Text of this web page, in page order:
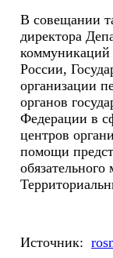
В совещании
директора
коммуникаций
России,
организации
органов
Федерации в
центров
помощи
Источник: